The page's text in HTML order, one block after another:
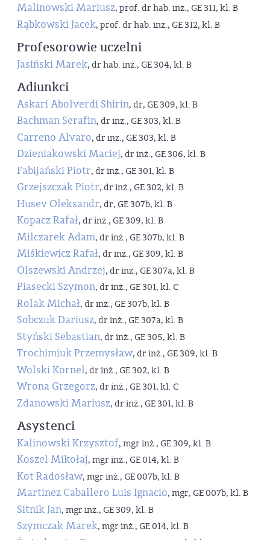
Malinowski Mariusz, prof. dr hab. inż., GE 311, kl. B
Rąbkowski Jacek, prof. dr hab. inż., GE 312, kl. B
Profesorowie uczelni
Jasiński Marek, dr hab. inż., GE 304, kl. B
Adiunkci
Askari Abolverdi Shirin, dr, GE 309, kl. B
Bachman Serafin, dr inż., GE 303, kl. B
Carreno Alvaro, dr inż., GE 303, kl. B
Dzieniakowski Maciej, dr inż., GE 306, kl. B
Fabijański Piotr, dr inż., GE 301, kl. B
Grzejszczak Piotr, dr inż., GE 302, kl. B
Husev Oleksandr, dr, GE 307b, kl. B
Kopacz Rafał, dr inż., GE 309, kl. B
Milczarek Adam, dr inż., GE 307b, kl. B
Miśkiewicz Rafał, dr inż., GE 309, kl. B
Olszewski Andrzej, dr inż., GE 307a, kl. B
Piasecki Szymon, dr inż., GE 301, kl. C
Rolak Michał, dr inż., GE 307b, kl. B
Sobczuk Dariusz, dr inż., GE 307a, kl. B
Styński Sebastian, dr inż., GE 305, kl. B
Trochimiuk Przemysław, dr inż., GE 309, kl. B
Wolski Kornel, dr inż., GE 302, kl. B
Wrona Grzegorz, dr inż., GE 301, kl. C
Zdanowski Mariusz, dr inż., GE 301, kl. B
Asystenci
Kalinowski Krzysztof, mgr inż., GE 309, kl. B
Koszel Mikołaj, mgr inż., GE 014, kl. B
Kot Radosław, mgr inż., GE 007b, kl. B
Martinez Caballero Luis Ignacio, mgr, GE 007b, kl. B
Sitnik Jan, mgr inż., GE 309, kl. B
Szymczak Marek, mgr inż., GE 014, kl. B